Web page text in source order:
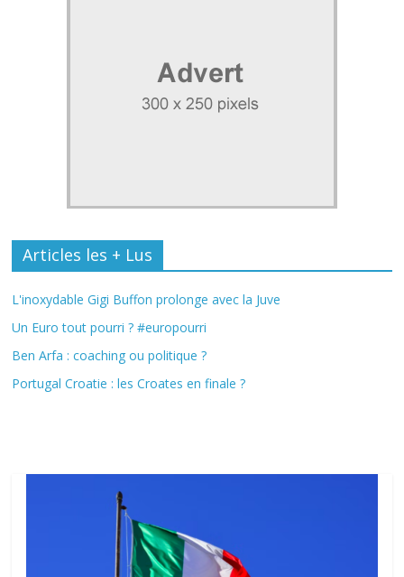
Articles les + Lus
L'inoxydable Gigi Buffon prolonge avec la Juve
Un Euro tout pourri ? #europourri
Ben Arfa : coaching ou politique ?
Portugal Croatie : les Croates en finale ?